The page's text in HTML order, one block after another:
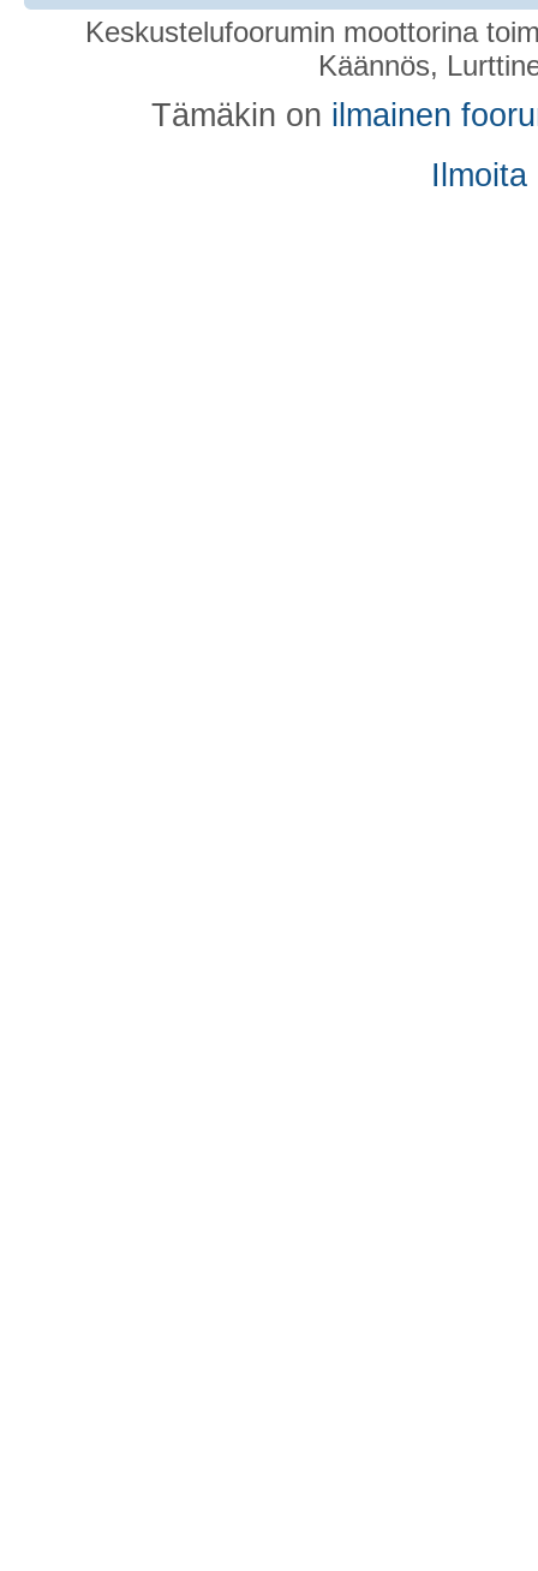
Keskustelufoorumin moottorina
Käännös,
Tämäkin on ilmainen